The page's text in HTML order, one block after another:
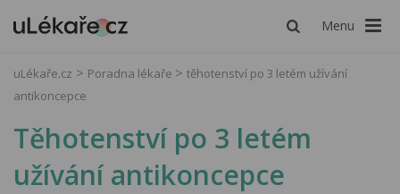
Menu
uLékaře.cz Poradna lékaře
těhotenství po 3 letém užívání
antikoncepce
Těhotenství po 3 letém
užívání antikoncepce